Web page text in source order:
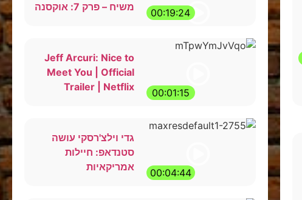
00:19:24 משיח – פרק 7: אוקסנה
00:01:15
Jeff Arcuri: Nice to
Meet You | Official
Trailer | Netflix
00:04:44
גדי וילצ'רסקי עושה
סטנדאפ: חיילות
אמריקאיות